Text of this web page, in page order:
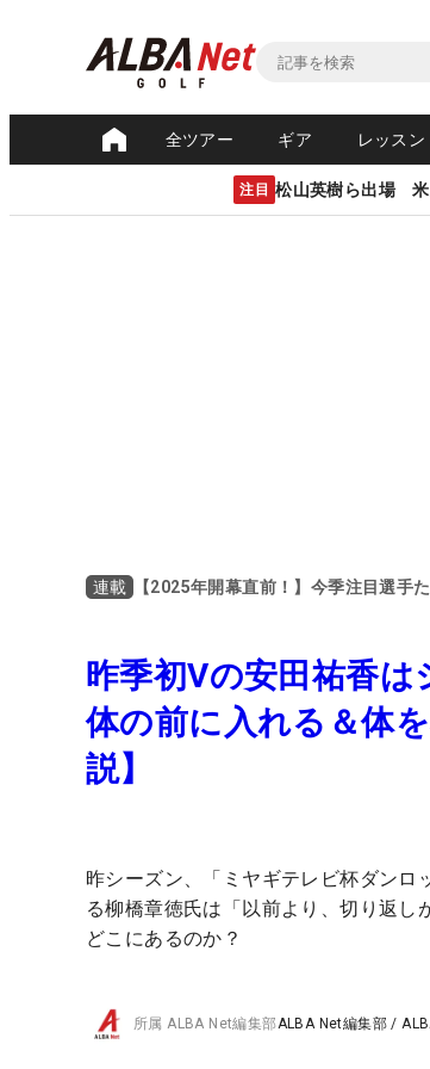
全ツアー ギア レッスン
注目 松山英樹ら出場 米
連載 【2025年開幕直前！】今季注目選手
昨季初Vの安田祐香
体の前に入れる＆体
説】
昨シーズン、「ミヤギテレビ杯ダンロ
る柳橋章徳氏は「以前より、切り返
どこにあるのか？
所属 ALBA Net編集部ALBA Net編集部 /